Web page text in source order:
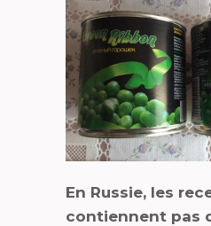
En Russie, les
contiennent pas